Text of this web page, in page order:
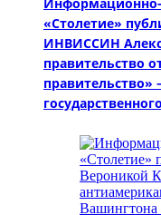
«Столетие»
ИНВИССИН
правительство
правительство»